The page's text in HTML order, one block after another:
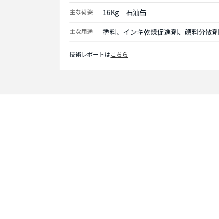
主な荷姿 16Kg　石油缶
主な用途 塗料、インキ乾燥促進剤、顔料分散剤
技術レポートはこちら